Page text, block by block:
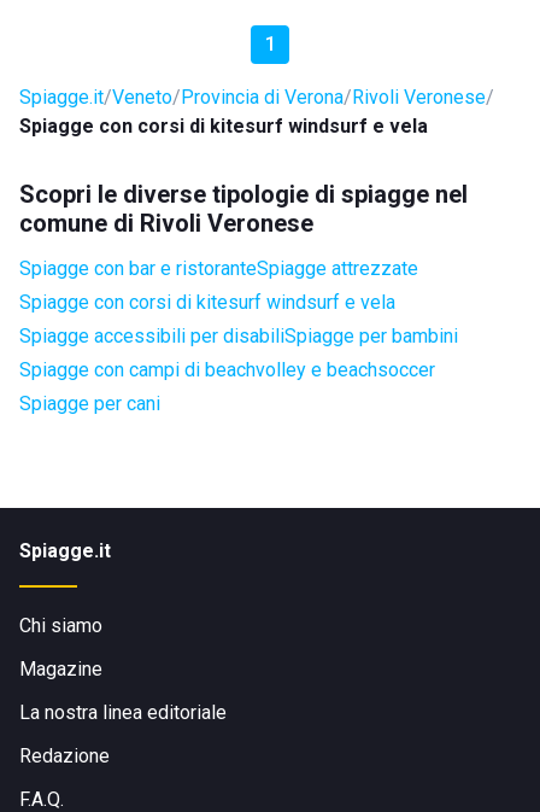
1
Spiagge.it Veneto Provincia di Verona Rivoli Veronese
Spiagge con corsi di kitesurf windsurf e vela
Scopri le diverse tipologie di spiagge nel
comune di Rivoli Veronese
Spiagge con bar e ristoranteSpiagge attrezzate
Spiagge con corsi di kitesurf windsurf e vela
Spiagge accessibili per disabiliSpiagge per bambini
Spiagge con campi di beachvolley e beachsoccer
Spiagge per cani
Spiagge.it
Chi siamo
Magazine
La nostra linea editoriale
Redazione
F.A.Q.